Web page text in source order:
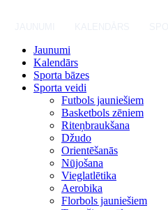
Jaunumi
Kalendārs
Sporta bāzes
Sporta veidi
Futbols jauniešiem
Basketbols zēniem
Riteņbraukšana
Džudo
Orientēšanās
Nūjošana
Vieglatlētika
Aerobika
Florbols jauniešiem